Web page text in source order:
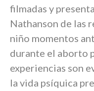
filmadas y
Nathanson de las
niño momentos
durante el aborto
experiencias son
la vida psíquica